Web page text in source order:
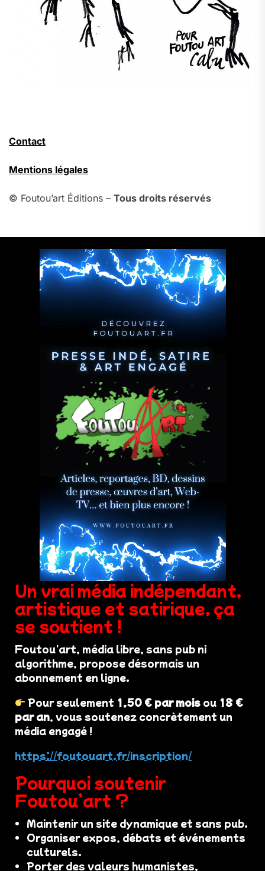
Contact
Mentions légales
© Foutou’art Éditions – Tous droits réservés
Un vrai média indépendant,
artistique et satirique, ça
se soutient !
Foutou'art, média libre, sans pub ni
algorithme, propose désormais un
abonnement en ligne.
Pour seulement 1,50 € par mois ou 18 €
par an, vous soutenez concrètement un
média engagé !
https://foutouart.fr/inscription/
Pourquoi soutenir
Foutou’art ?
Maintenir un site dynamique et sans pub.
Organiser expos, débats et événements
culturels.
Porter des valeurs humanistes,